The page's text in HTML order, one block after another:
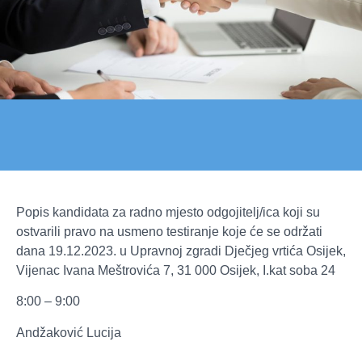
Popis kandidata za radno mjesto odgojitelj/ica koji su
ostvarili pravo na usmeno testiranje koje će se održati
dana 19.12.2023. u Upravnoj zgradi Dječjeg vrtića Osijek,
Vijenac Ivana Meštrovića 7, 31 000 Osijek, I.kat soba 24
8:00 – 9:00
Andžaković Lucija